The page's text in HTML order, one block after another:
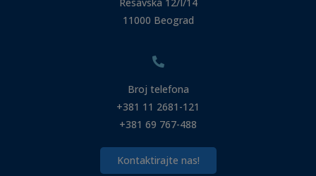
11000 Beograd
Broj telefona
+381 11 2681-121
+381 69 767-488
Kontaktirajte nas!